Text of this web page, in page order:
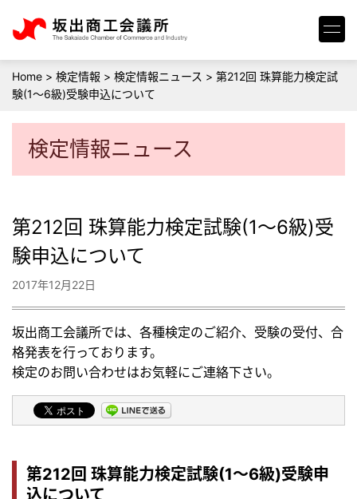
Home > 検定情報 > 検定情報ニュース > 第212回 珠算能力検定試
験(1～6級)受験申込について
検定情報ニュース
第212回 珠算能力検定試験(1～6級)受
験申込について
2017年12月22日
坂出商工会議所では、各種検定のご紹介、受験の受付、合
格発表を行っております。
検定のお問い合わせはお気軽にご連絡下さい。
第212回 珠算能力検定試験(1～6級)受験申
込について